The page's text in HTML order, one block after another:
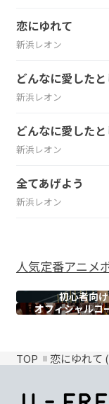
恋にゆれて
新浜レオン
どんなに愛したと
新浜レオン
どんなに愛したと
新浜レオン
全てあげよう
新浜レオン
人気定番アニメ
初心者向け
オフィシャルコ
TOP 恋にゆれて